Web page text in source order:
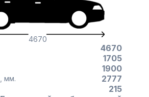
4670
4670
1705
1900
Колесная база, мм. 2777
215